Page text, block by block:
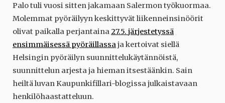
Palo tuli vuosi sitten jakamaan Salermon työkuormaa.
Molemmat pyöräilyyn keskittyvät liikenneinsinöörit
olivat paikalla perjantaina27.5. järjestetyssä
ensimmäisessä pyöräillassaja kertoivat siellä
Helsingin pyöräilyn suunnittelukäytännöistä,
suunnittelun arjesta ja hieman itsestäänkin. Sain
heiltä luvan Kaupunkifillari-blogissa julkaistavaan
henkilöhaastatteluun.